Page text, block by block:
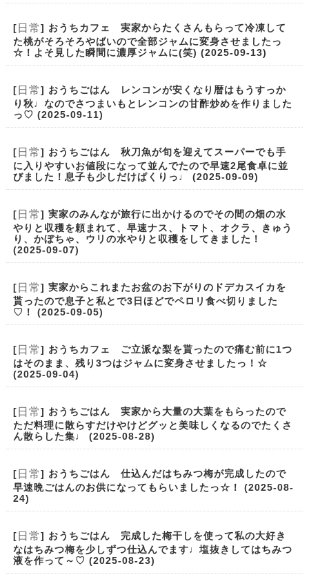
[ 日常] おうちカフェ 実家からたくさんもらって冷凍して
た桃がそろそろやばいので全部ジャムに変身させましたっ
☆！よそ見した瞬間に濃厚ジャムに(笑) (2025-09-13)
[ 日常] おうちごはん レンコンが安くなり暦はもうすっか
り秋♩なのでさつまいもとレンコンの甘酢炒めを作りました
っ♡ (2025-09-11)
[ 日常] おうちごはん 秋刀魚が旬を迎えてスーパーでも手
に入りやすいお値段になって並んでたので早速2尾食卓に並
びました！息子も少しだけぱくりっ♩ (2025-09-09)
[ 日常] 実家のみんなが旅行に出かけるのでその間の畑の水
やりと収穫を頼まれて、早速ナス、トマト、オクラ、きゅう
り、かぼちゃ、ウリの水やりと収穫をしてきました！
(2025-09-07)
[ 日常] 実家からこれまたお盆のお下がりのドデカスイカを
貰ったので息子と私とで3日ほどでペロリ食べ切りました
♡！ (2025-09-05)
[ 日常] おうちカフェ ご立派な梨を貰ったので痛む前に1つ
はそのまま、残り3つはジャムに変身させましたっ！☆
(2025-09-04)
[ 日常] おうちごはん 実家から大量の大葉をもらったので
ただ料理に散らすだけやけどグッと美味しくなるのでたくさ
ん散らした集♩ (2025-08-28)
[ 日常] おうちごはん 仕込んだはちみつ梅が完成したので
早速晩ごはんのお供になってもらいましたっ☆！ (2025-08-
24)
[ 日常] おうちごはん 完成した梅干しを使って私の大好き
なはちみつ梅を少しずつ仕込んでます♩塩抜きしてはちみつ
液を作って～♡ (2025-08-23)